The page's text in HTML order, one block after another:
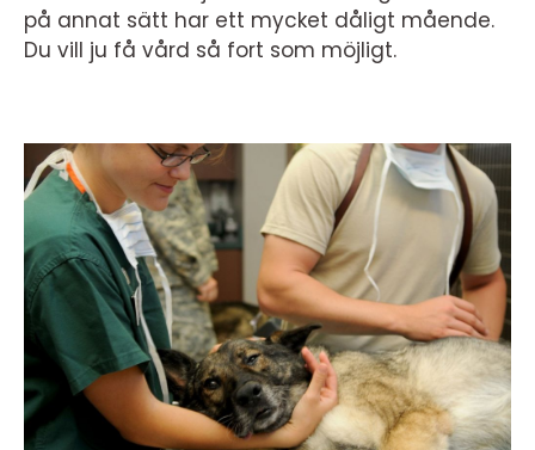
på annat sätt har ett mycket dåligt mående.
Du vill ju få vård så fort som möjligt.